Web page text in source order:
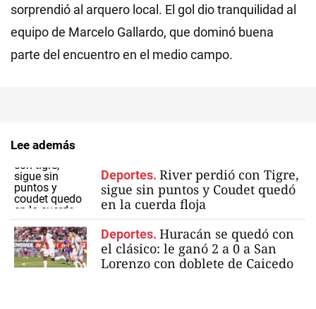
sorprendió al arquero local. El gol dio tranquilidad al
equipo de Marcelo Gallardo, que dominó buena
parte del encuentro en el medio campo.
Lee además
Deportes. River perdió con Tigre,
sigue sin puntos y Coudet quedó
en la cuerda floja
Deportes. Huracán se quedó con
el clásico: le ganó 2 a 0 a San
Lorenzo con doblete de Caicedo